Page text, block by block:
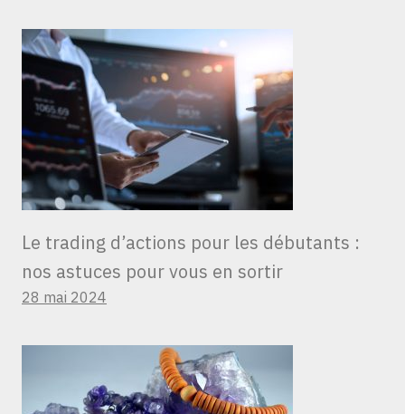
Le trading d’actions pour les débutants :
nos astuces pour vous en sortir
28 mai 2024